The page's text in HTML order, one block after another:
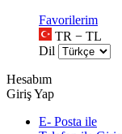
Favorilerim
TR − TL
Dil
Hesabım
Giriş Yap
E- Posta ile